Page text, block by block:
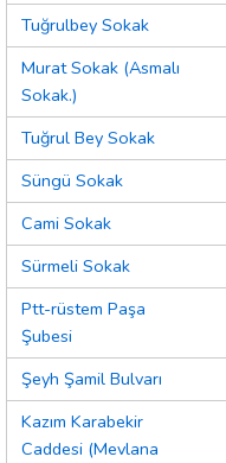
Tuğrulbey Sokak
Murat Sokak (Asmalı
Sokak.)
Tuğrul Bey Sokak
Süngü Sokak
Cami Sokak
Sürmeli Sokak
Ptt-rüstem Paşa
Şubesi
Şeyh Şamil Bulvarı
Kazım Karabekir
Caddesi (Mevlana